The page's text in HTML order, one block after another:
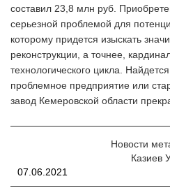
составил 23,8 млн руб.
серьезной проблемой для
которому придется изыскать
реконструкции, а точнее,
технологического цикла.
проблемное предприятие или
завод Кемеровской области
Новости
Казиев
07.06.2021